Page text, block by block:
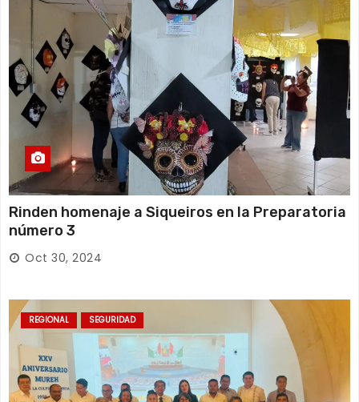
Rinden homenaje a Siqueiros en la Preparatoria
número 3
Oct 30, 2024
REGIONAL SEGURIDAD